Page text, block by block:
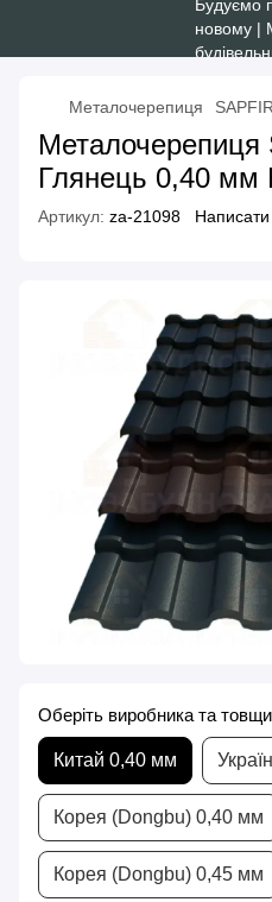
Металочерепиця
Металочерепиця
Глянець 0,40 мм
Артикул: za-21098 Написати
Оберіть виробника та
Китай 0,40 мм
Корея (Dongbu) 0,40 мм
Корея (Dongbu) 0,45 мм